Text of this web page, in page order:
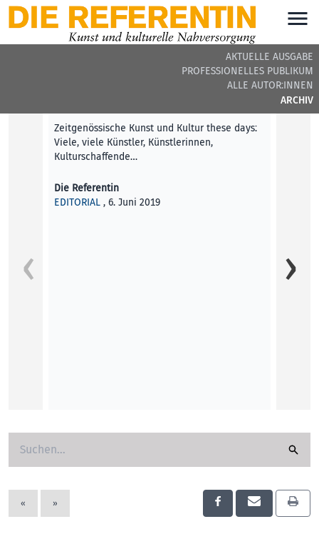
AKTUELLE AUSGABE
PROFESSIONELLES PUBLIKUM
ALLE AUTOR:INNEN
ARCHIV
DIE REFERENTIN #16 - BEITRÄGE DER AUSGABE
Zeitgenössische Kunst und Kultur these days:
Viele, viele Künstler, Künstlerinnen,
Kulturschaffende…
Die Referentin
EDITORIAL , 6. Juni 2019
« »